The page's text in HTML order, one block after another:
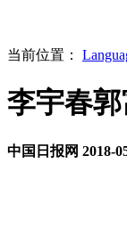
当前位置：
李宇春
中国日报网 2018-